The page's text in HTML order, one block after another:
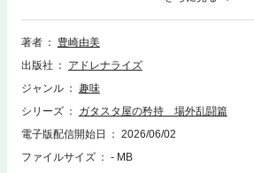
血肉の通った語りになっているんです。（略）
賞に近い作家の、これは大きな大きな小説です
賞作家の語り口を讃え、芥川賞の選評に「NO！
た書評を収録。●豊崎由美（とよざき・ゆみ）
イター、書評家。共著は大森望との『文学賞メ
との『石原慎太郎を読んでみた』（中公文庫）
くなきゃポエムじゃない！ 萌える現代詩入門』
『勝てる読書』（河出書房新社）、『ガタスタ
社）、『まるでダメ男じゃん！』（筑摩書房）
著者
豊崎由美
出版社
アドレナライズ
ジャンル
趣味
シリーズ
ガタスタ屋の矜持 場外乱闘篇
電子版配信開始日
2026/06/02
ファイルサイズ
- MB